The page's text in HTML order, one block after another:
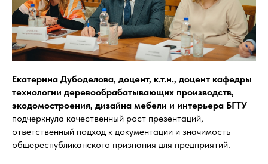
Екатерина Дубоделова, доцент, к.т.н., доцент кафедры
технологии деревообрабатывающих производств,
экодомостроения, дизайна мебели и интерьера БГТУ
подчеркнула качественный рост презентаций,
ответственный подход к документации и значимость
общереспубликанского признания для предприятий.